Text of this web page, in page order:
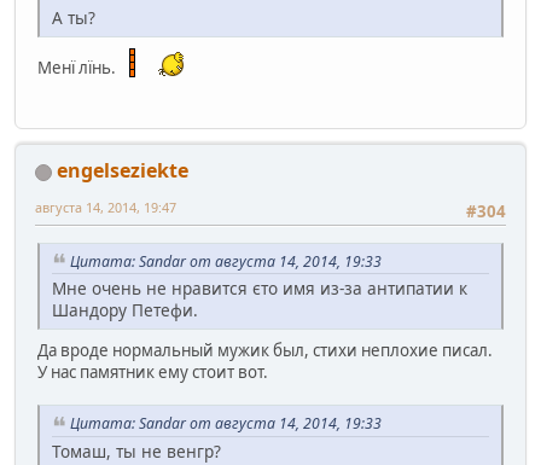
А ты?
Менї лїнь.
engelseziekte
#304
августа 14, 2014, 19:47
Цитата: Sandar от августа 14, 2014, 19:33
Мне очень не нравится єто имя из-за антипатии к
Шандору Петефи.
Да вроде нормальный мужик был, стихи неплохие писал.
У нас памятник ему стоит вот.
Цитата: Sandar от августа 14, 2014, 19:33
Томаш, ты не венгр?